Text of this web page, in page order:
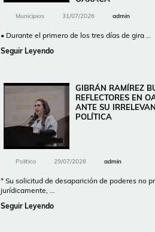
Municipios 31/07/2026 admin
• Durante el primero de los tres días de gira …
Seguir Leyendo
GIBRÁN RAMÍREZ
REFLECTORES EN
ANTE SU
POLÍTICA
Política 29/07/2026 admin
* Su solicitud de desaparición de poderes no
jurídicamente, …
Seguir Leyendo